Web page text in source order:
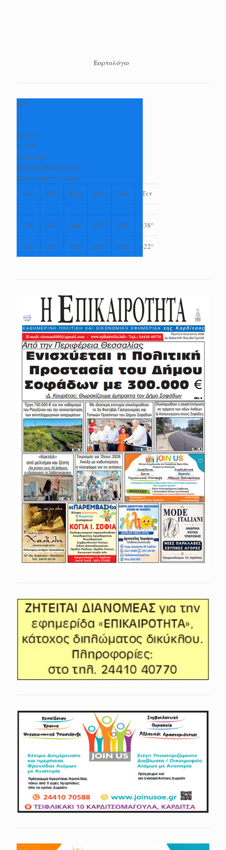
Εορτολόγιο
+34
°
C
H: +37°
L: +26°
Καρδίτσα
Πέμπτη, 06 Αύγουστος
Πρόγνωση για 7 μέρες
Παρ
Σαβ Κυρ Δευ Τρι Τετ
+38° +40° +40° +37° +38° +38°
+25° +25° +25° +25° +22° +22°